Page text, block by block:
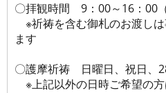
〇拝観時間 9：00～16：00
※祈祷を含む御札のお渡し
ます
〇護摩祈祷 日曜日、祝日、
※上記以外の日時ご希望の方